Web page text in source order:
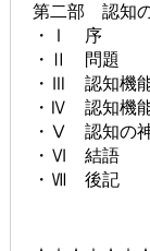
第二部 認知
・Ⅰ 序
・Ⅱ 問題
・Ⅲ 認知機
・Ⅳ 認知機
・Ⅴ 認知の
・Ⅵ 結語
・Ⅶ 後記